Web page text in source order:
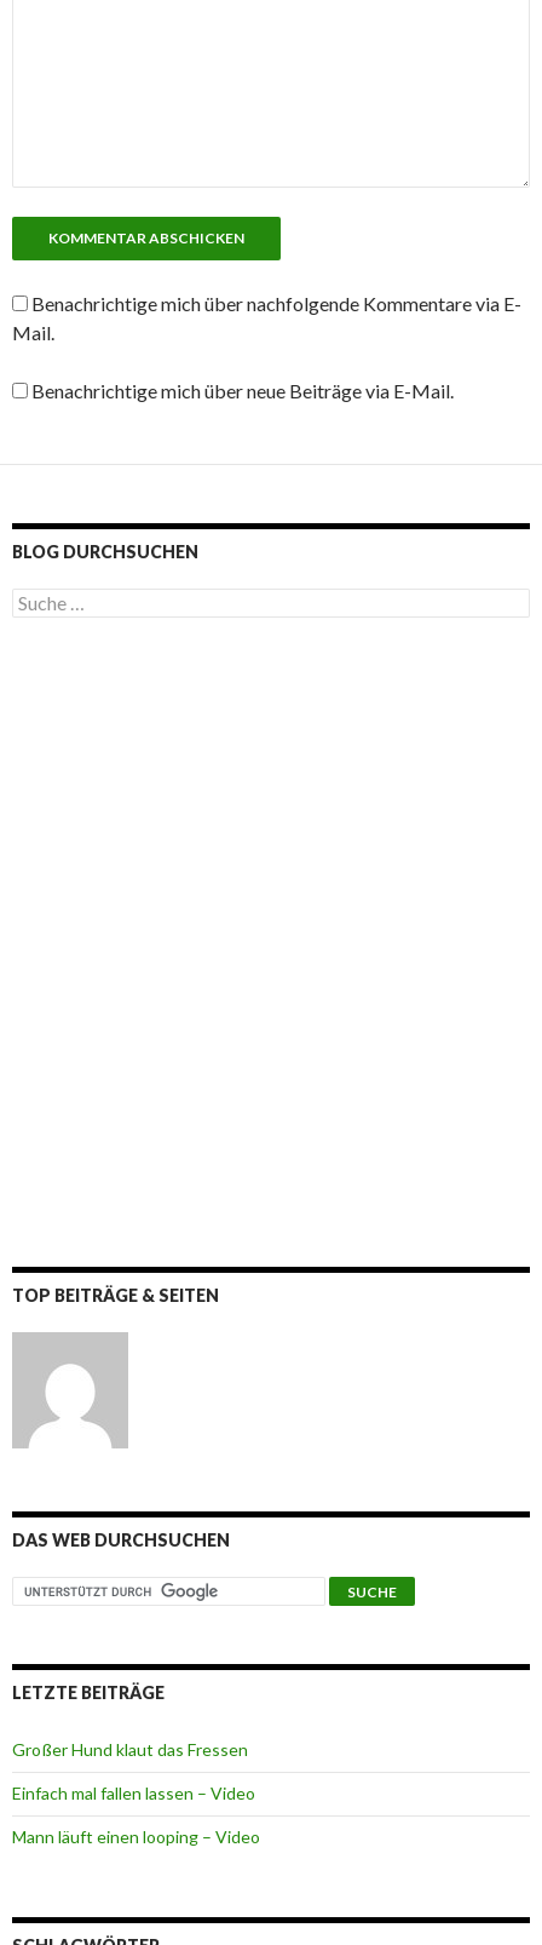
Benachrichtige mich über nachfolgende Kommentare via E-
Mail.
Benachrichtige mich über neue Beiträge via E-Mail.
BLOG DURCHSUCHEN
S
u
TOP BEITRÄGE & SEITEN
DAS WEB DURCHSUCHEN
LETZTE BEITRÄGE
Großer Hund klaut das Fressen
Einfach mal fallen lassen – Video
Mann läuft einen looping – Video